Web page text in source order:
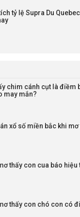
tỷ lệ Supra Du
chim cánh cụt là điềm
may mắn?
xổ số miền bắc khi
thấy con cua báo
thấy con chó con có